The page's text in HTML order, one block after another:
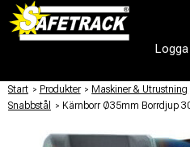
Logga
Start / Produkter / Maskiner & Utrustning
Snabbstål
/ Kärnborr Ø35mm Borrdjup